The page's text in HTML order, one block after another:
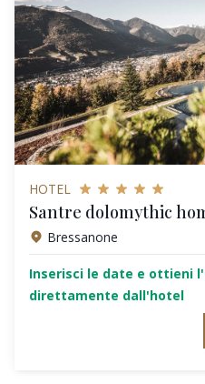
HOTEL
Santre dolomythic
Bressanone
Inserisci le date e ottieni
direttamente dall'hotel